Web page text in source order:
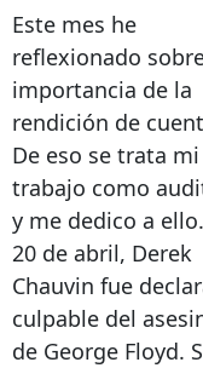
Este mes he
reflexionado
importancia de la
rendición de
De eso se trata mi
trabajo como
y me dedico a
20 de abril, Derek
Chauvin fue
culpable del
de George Floyd.